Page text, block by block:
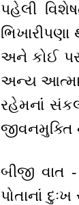
પહેલી
અને કોઈ
અન્ય
રહેમનાંં
જીવનમુક્તિ
બીજી વાત
પોતાનાં